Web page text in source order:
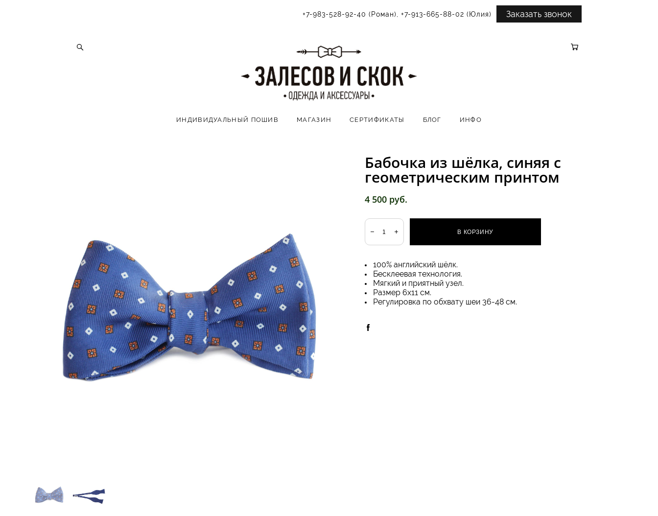
+7-983-528-92-40 (Роман), +7-913-665-88-02 (Юлия) Заказать звонок
ИНДИВИДУАЛЬНЫЙ ПОШИВ МАГАЗИН СЕРТИФИКАТЫ БЛОГ ИНФО
Бабочка из шёлка, синяя с
геометрическим принтом
4 500 pуб.
В КОРЗИНУ
100% английский шёлк.
Бесклеевая технология.
Мягкий и приятный узел.
Размер 6х11 см.
Регулировка по обхвату шеи 36-48 см.